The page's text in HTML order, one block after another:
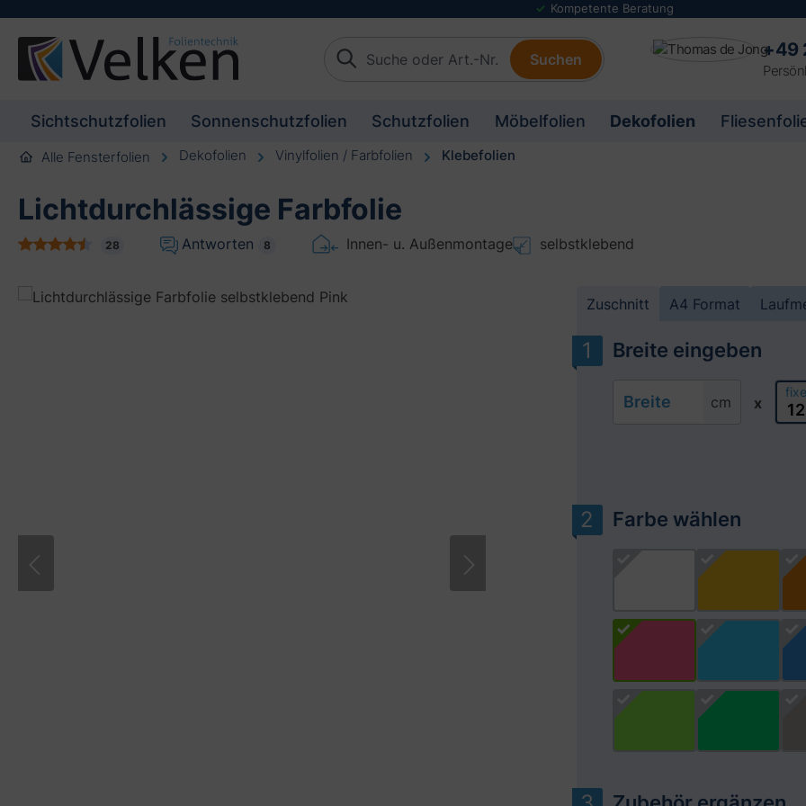
springen Zur Beschreibung springen
Folienmuster Service
Suchen +49
Sichtschutzfolien Sonnenschutzfolien Schutzfolien Möbelfolien Dekofolien
Alle Fensterfolien Dekofolien Vinylfolien / Farbfolien Klebefolien
Bildergalerie überspringen
Lichtdurchlässige Farbfolie
28 Antworten 8 Innen- u. Außenmontage selbstklebend
Zuschnitt A4 Format
Breite eingeben
Breite cm x
Farbe wählen